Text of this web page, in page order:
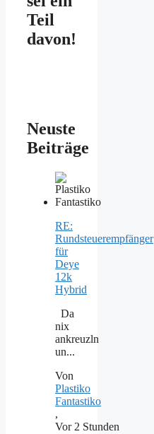
Teil
davon!
Neuste
Beiträge
RE:
Rundsteuerempfänger
für
Deye
12k
Hybrid
Da
nix
ankreuzln
un...
Von
Plastiko
Fantastiko
,
Vor 2 Stunden